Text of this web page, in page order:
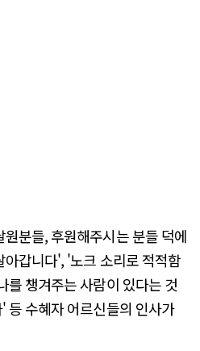
분들, 후원해주시는 분들 덕에
갑니다', '노크 소리로 적적함
를 챙겨주는 사람이 있다는 것
등 수혜자 어르신들의 인사가